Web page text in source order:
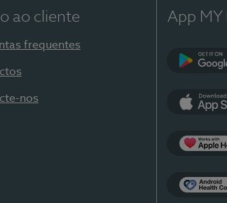
ao cliente
frequentes
nos
App MY